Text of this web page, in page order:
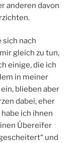
anderen davon
nach
gleich zu tun,
einige, die ich
in meiner
blieben aber
dabei, eher
ich ihnen
Übereifer
und